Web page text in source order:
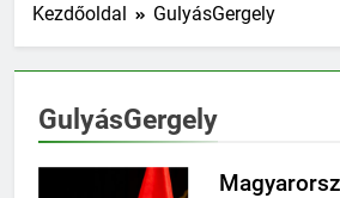
Kezdőoldal GulyásGergely
GulyásGergely